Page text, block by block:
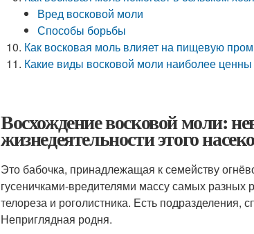
Вред восковой моли
Способы борьбы
Как восковая моль влияет на пищевую
Какие виды восковой моли наиболее
Восхождение восковой моли:
жизнедеятельности этого
Это бабочка, принадлежащая к семейству
гусеничками-вредителями массу самых разных
телореза и роголистника. Есть
Неприглядная родня.